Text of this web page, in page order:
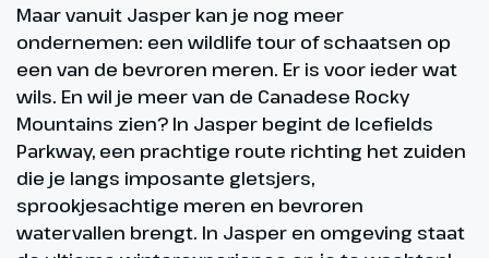
Maar vanuit Jasper kan je nog meer
ondernemen: een wildlife tour of schaatsen op
een van de bevroren meren. Er is voor ieder wat
wils. En wil je meer van de Canadese Rocky
Mountains zien? In Jasper begint de Icefields
Parkway, een prachtige route richting het zuiden
die je langs imposante gletsjers,
sprookjesachtige meren en bevroren
watervallen brengt. In Jasper en omgeving staat